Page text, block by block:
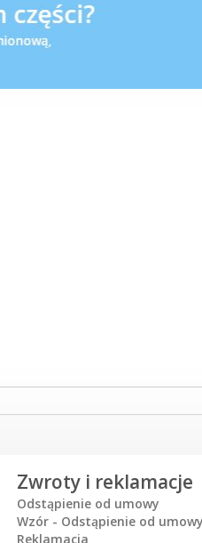
Zwroty i reklamacje
Odstąpienie od umowy
Wzór - Odstąpienie od
Reklamacja